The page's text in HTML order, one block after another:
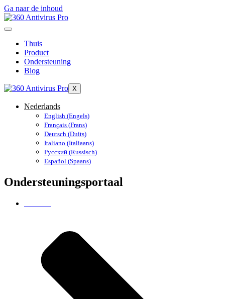
Ga naar de inhoud
Thuis
Product
Ondersteuning
Blog
X
Nederlands
English (Engels)
Français (Frans)
Deutsch (Duits)
Italiano (Italiaans)
Русский (Russisch)
Español (Spaans)
Ondersteuningsportaal